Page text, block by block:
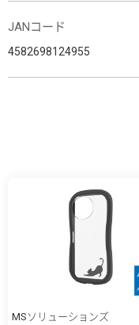
JANコード
4582698124955
MSソリューションズ